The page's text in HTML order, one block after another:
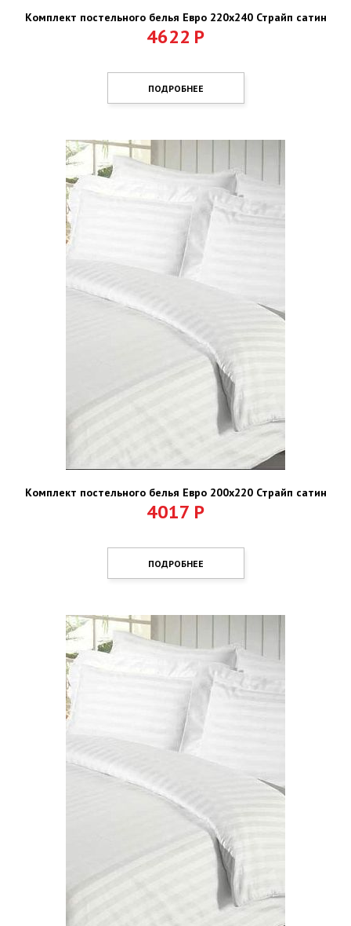
Комплект постельного белья Евро 220х240 Страйп сатин
4622 Р
ПОДРОБНЕЕ
Комплект постельного белья Евро 200х220 Страйп сатин
4017 Р
ПОДРОБНЕЕ